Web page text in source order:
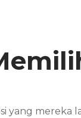
yang mereka